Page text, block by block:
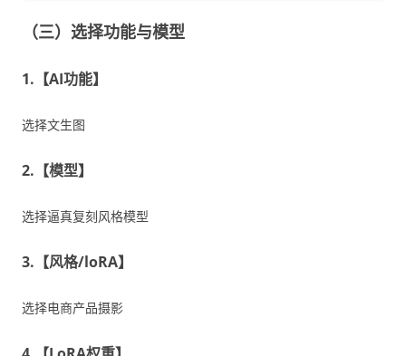
（三）选择功能与模型
1.【AI功能】
选择文生图
2.【模型】
选择逼真复刻风格模型
3.【风格/loRA】
选择电商产品摄影